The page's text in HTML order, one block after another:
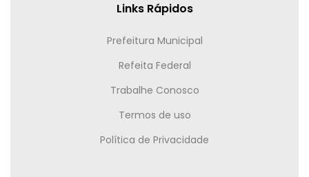
Links Rápidos
Prefeitura Municipal
Refeita Federal
Trabalhe Conosco
Termos de uso
Política de Privacidade